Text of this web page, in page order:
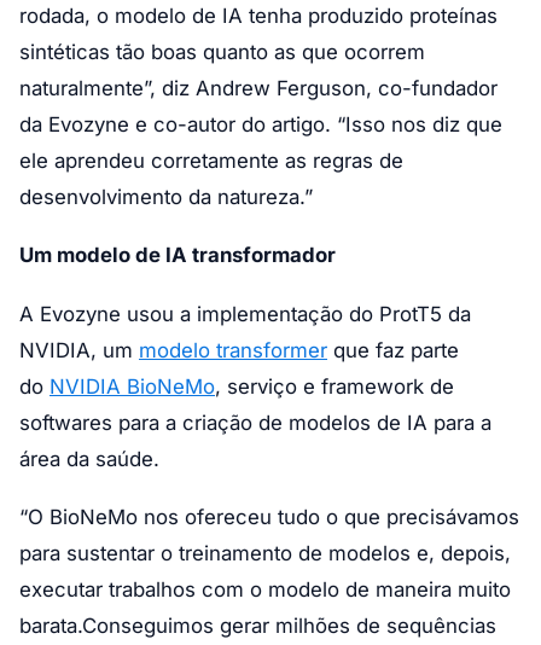
rodada, o modelo de IA tenha produzido proteínas
sintéticas tão boas quanto as que ocorrem
naturalmente”, diz Andrew Ferguson, co-fundador
da Evozyne e co-autor do artigo. “Isso nos diz que
ele aprendeu corretamente as regras de
desenvolvimento da natureza.”
Um modelo de IA transformador
A Evozyne usou a implementação do ProtT5 da
NVIDIA, um modelo transformer que faz parte
do NVIDIA BioNeMo, serviço e framework de
softwares para a criação de modelos de IA para a
área da saúde.
“O BioNeMo nos ofereceu tudo o que precisávamos
para sustentar o treinamento de modelos e, depois,
executar trabalhos com o modelo de maneira muito
barata.Conseguimos gerar milhões de sequências